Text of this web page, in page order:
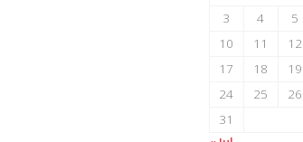
3
4 5
10
11 12
17
18 19
24
25 26
31